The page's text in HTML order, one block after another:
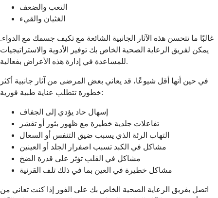
التعب والضعف
الغثيان والقيء
غالبًا ما تتحسن هذه الآثار الجانبية الشائعة مع تكيف جسمك مع الدواء.
يمكن لفريق الرعاية الصحية الخاص بك توفير الأدوية والاستراتيجيات
للمساعدة في إدارة هذه الأعراض بفعالية.
في حين أنها أقل شيوعًا، قد يعاني بعض المرضى من آثار جانبية أكثر
خطورة تتطلب عناية طبية فورية:
إسهال حاد يؤدي إلى الجفاف
تفاعلات جلدية خطيرة مع ظهور بثور أو تقشر
التهاب الرئة الذي يسبب ضيق التنفس أو السعال
مشاكل في الكبد تسبب اصفرار الجلد أو العينين
مشاكل في القلب تؤثر على قدرة الضخ
مشاكل خطيرة في العين بما في ذلك تلف القرنية
اتصل بفريق الرعاية الصحية الخاص بك على الفور إذا كنت تعاني من